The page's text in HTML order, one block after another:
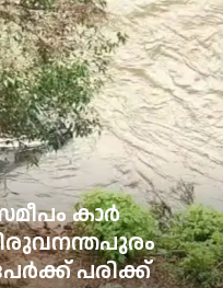
കോടതി
ലംഘിച്ച
25,000 രൂപ